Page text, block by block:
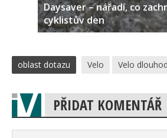
Daysaver – nářadí, co
cyklistův den
oblast dotazu Velo Velo
PŘIDAT KOMENTÁŘ